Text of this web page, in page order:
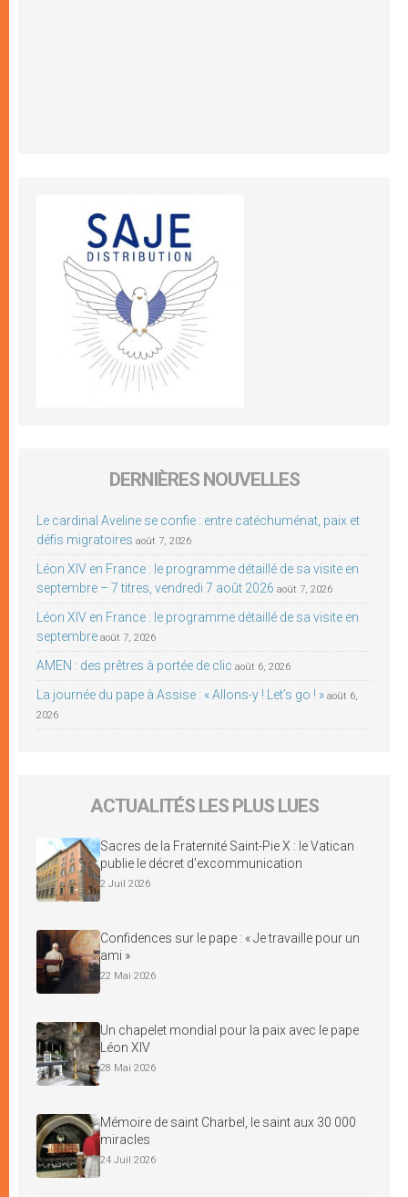
DERNIÈRES NOUVELLES
Le cardinal Aveline se confie : entre catéchuménat, paix et
défis migratoires août 7, 2026
Léon XIV en France : le programme détaillé de sa visite en
septembre – 7 titres, vendredi 7 août 2026 août 7, 2026
Léon XIV en France : le programme détaillé de sa visite en
septembre août 7, 2026
AMEN : des prêtres à portée de clic août 6, 2026
La journée du pape à Assise : « Allons-y ! Let’s go ! » août 6,
2026
ACTUALITÉS LES PLUS LUES
Sacres de la Fraternité Saint-Pie X : le Vatican
publie le décret d’excommunication
2 Juil 2026
Confidences sur le pape : « Je travaille pour un
ami »
22 Mai 2026
Un chapelet mondial pour la paix avec le pape
Léon XIV
28 Mai 2026
Mémoire de saint Charbel, le saint aux 30 000
miracles
24 Juil 2026